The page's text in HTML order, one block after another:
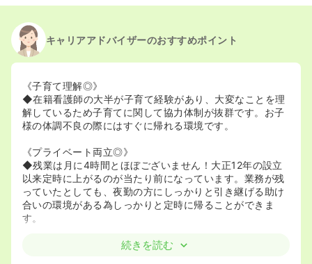
2020/11/27正・准看護師を募集中
キャリアアドバイザーのおすすめポイント
《子育て理解◎》
◆在籍看護師の大半が子育て経験があり、大変なことを理
解しているため子育てに関して協力体制が抜群です。お子
様の体調不良の際にはすぐに帰れる環境です。
《プライベート両立◎》
◆残業は月に4時間とほぼございません！大正12年の設立
以来定時に上がるのが当たり前になっています。業務が残
っていたとしても、夜勤の方にしっかりと引き継げる助け
合いの環境がある為しっかりと定時に帰ることができま
す。
続きを読む